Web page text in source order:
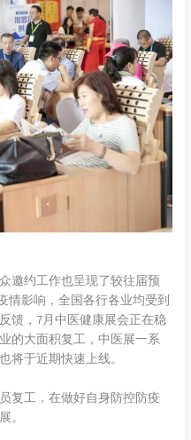
邀约工作也呈现了较往届预
情影响，全国各行各业均受到
馈，7月中医健康展会正在稳
的大面积复工，中医展一系
将于近期快速上线。
复工，在做好自身防控防疫
。